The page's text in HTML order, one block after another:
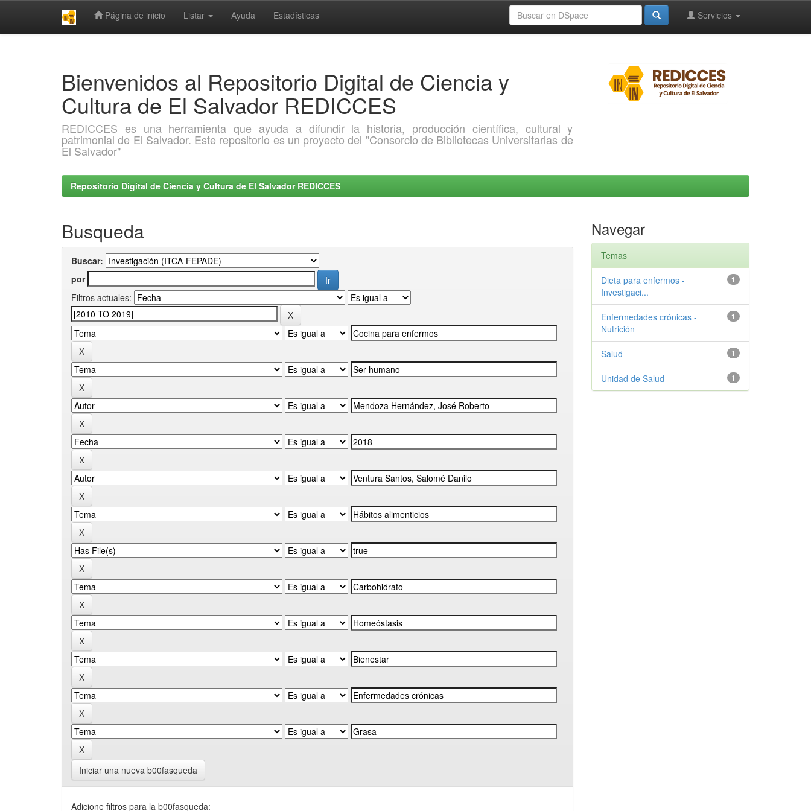
Página de inicio Listar Ayuda Estadísticas Servicios
Bienvenidos al Repositorio Digital de Ciencia y
Cultura de El Salvador REDICCES
REDICCES es una herramienta que ayuda a difundir la historia, producción científica, cultural y
patrimonial de El Salvador. Este repositorio es un proyecto del "Consorcio de Bibliotecas Universitarias de
El Salvador"
Repositorio Digital de Ciencia y Cultura de El Salvador REDICCES
Busqueda
Buscar:
por
Filtros actuales:
Iniciar una nueva b00fasqueda
Adicione filtros para la b00fasqueda:
Navegar
Temas
1
Dieta para enfermos -
Investigaci...
1
Enfermedades crónicas -
Nutrición
1
Salud
1
Unidad de Salud